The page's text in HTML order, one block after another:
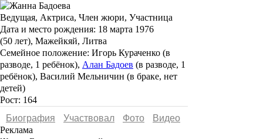
Ведущая, Актриса, Член жюри, Участница
Дата и место рождения: 18 марта 1976
(50 лет), Мажейкяй, Литва
Семейное положение: Игорь Кураченко (в
разводе, 1 ребёнок), Алан Бадоев (в разводе, 1
ребёнок), Василий Мельничин (в браке, нет
детей)
Рост: 164
Биография
Участвовал Фото
Видеo
Реклама